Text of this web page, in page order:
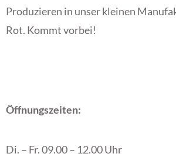
Produzieren in unser kleinen
Rot. Kommt vorbei!
Öffnungszeiten:
Di. – Fr. 09.00 – 12.00 Uhr